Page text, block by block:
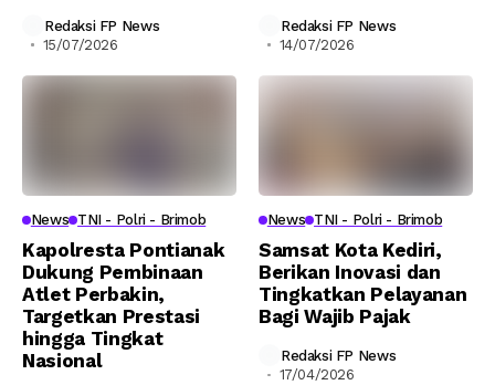
Redaksi FP News
15/07/2026
Redaksi FP News
14/07/2026
News TNI - Polri - Brimob
Kapolresta Pontianak
Dukung Pembinaan
Atlet Perbakin,
Targetkan Prestasi
hingga Tingkat
Nasional
News TNI - Polri - Brimob
Samsat Kota Kediri,
Berikan Inovasi dan
Tingkatkan Pelayanan
Bagi Wajib Pajak
Redaksi FP News
17/04/2026